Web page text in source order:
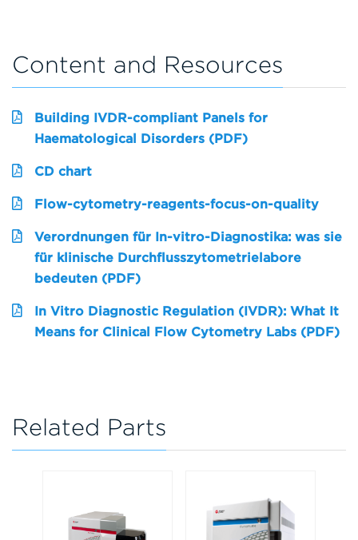
Content and Resources
Building IVDR-compliant Panels for
Haematological Disorders (PDF)
CD chart
Flow-cytometry-reagents-focus-on-quality
Verordnungen für In-vitro-Diagnostika: was sie
für klinische Durchflusszytometrielabore
bedeuten (PDF)
In Vitro Diagnostic Regulation (IVDR): What It
Means for Clinical Flow Cytometry Labs (PDF)
Related Parts